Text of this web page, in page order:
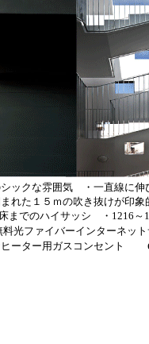
ックな雰囲気 ・一直線に
れた１５ｍの吹き抜けが印
でのハイサッシ ・1216～
料光ファイバーインターネッ
ヒーター用ガスコンセント